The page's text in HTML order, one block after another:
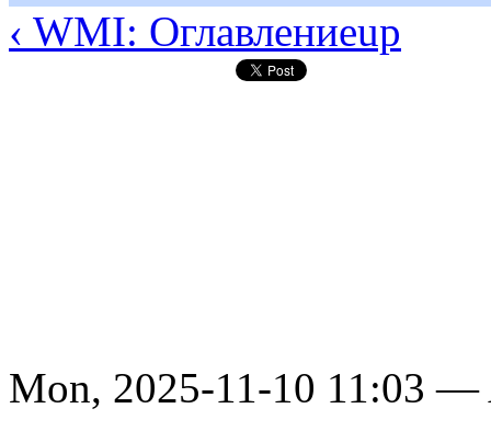
‹ WMI: Оглавлениеup
Mon, 2025-11-10 11:03 —